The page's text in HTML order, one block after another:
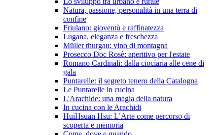
Natura, passione, personalità in una terra di
confine
Friulano: gioventù e raffinatezza
Lugana, eleganza e freschezza
Müller thurgau: vino di montagna
Prosecco Doc Rosè: aperitivo per l'estate
Romano Cardinali: dalla ciociaria alle cene di
gala
Puntarelle: il segreto tenero della Catalogna
Le Puntarelle in cucina
L'Arachide: una magia della natura
In cucina con le Arachidi
HuiHsuan Hsu: L’Arte come percorso di
scoperta e memoria